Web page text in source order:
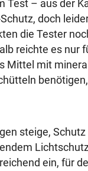
Test – aus der
doch
die Tester
reichte es nur
Mittel mit
steige,
ein, für